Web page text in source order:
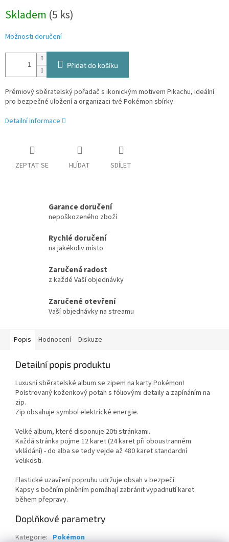
cena:
Skladem (5 ks)
Možnosti doručení
Přidat do košíku
Prémiový sběratelský pořadač s ikonickým motivem Pikachu, ideální
pro bezpečné uložení a organizaci tvé Pokémon sbírky.
Detailní informace
ZEPTAT SE HLÍDAT SDÍLET
Garance doručení
nepoškozeného zboží
Rychlé doručení
na jakékoliv místo
Zaručená radost
z každé Vaší objednávky
Zaručené otevření
Vaší objednávky na streamu
Popis Hodnocení Diskuze
Detailní popis produktu
Luxusní sběratelské album se zipem na karty Pokémon!
Polstrovaný koženkový potah s fóliovými detaily a zapínáním na
zip.
Zip obsahuje symbol elektrické energie.
Velké album, které disponuje 20ti stránkami.
Každá stránka pojme 12 karet (24 karet při oboustranném
vkládání) - do alba se tedy vejde až 480 karet standardní
velikosti.
Elastické uzavření popruhu udržuje obsah v bezpečí.
Kapsy s bočním plněním pomáhají zabránit vypadnutí karet
během přepravy.
Doplňkové parametry
Kategorie: Pokémon